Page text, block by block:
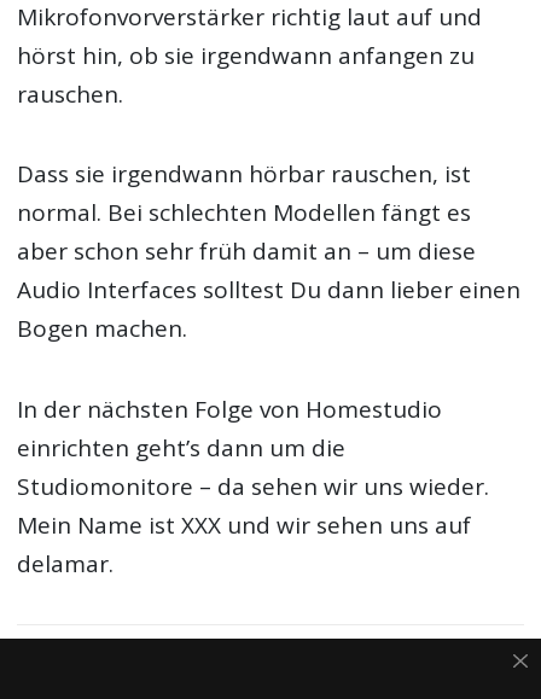
Mikrofonvorverstärker richtig laut auf und
hörst hin, ob sie irgendwann anfangen zu
rauschen.
Dass sie irgendwann hörbar rauschen, ist
normal. Bei schlechten Modellen fängt es
aber schon sehr früh damit an – um diese
Audio Interfaces solltest Du dann lieber einen
Bogen machen.
In der nächsten Folge von Homestudio
einrichten geht’s dann um die
Studiomonitore – da sehen wir uns wieder.
Mein Name ist XXX und wir sehen uns auf
delamar.